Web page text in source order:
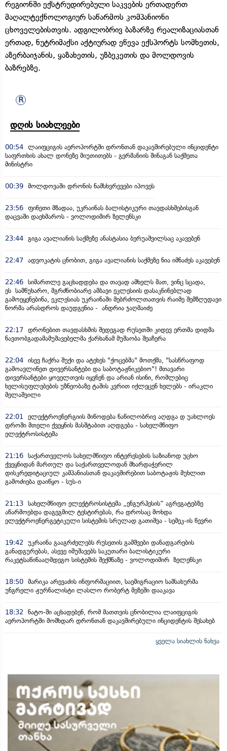
რეგიონში ექსტრუდირებული საკვების ერთადერთ
მაღალტექნოლოგიურ საწარმოს კომპანიონი
ცხოველებისთვის. ადგილობრივ ბაზარზე რეალიზაციასთან
ერთად, ნუტრიმაქსი აქტიურად ეწევა ექსპორტს სომხეთის,
აზერბაიჯანის, ყაზახეთის, უზბეკეთის და მოლდოვის
ბაზრებზე.
დღის სიახლეები
00:54 ლაიფციგის აეროპორტში დრონთან დაკავშირებული ინციდენტი
საფრთხის ახალ დონეზე მიუთითებს - გერმანიის შინაგან საქმეთა
მინისტრი
00:39 მოლდოვაში დრონის ნამსხვრევები იპოვეს
23:56 ფინეთი მზადაა, უკრაინას ბალისტიკური თავდასხმებისგან
დაცვაში დაეხმაროს - ვოლოდიმირ ზელენსკი
23:44 გიგა ავალიანის საქმეზე ანასტასია ბერუაშვილსაც აკავებენ
22:47 ადვოკატის ცნობით, გიგა ავალიანის საქმეზე ნია იმნაძეს აკავებენ
22:46 სიმართლე გაცხადდება და თავად ამხელს მათ, ვინც სცადა,
ეს სამწუხარო, მგრძნობიარე ამბავი ეკლესიის დასაკნინებლად
გამოეყენებინა, ეკლესიას უკრაინაში მებრძოლთათვის რაიმე შემზღუდავი
ნორმა არასდროს დაუდგენია - ანდრია ჯაღმაიძე
22:17 დრონებით თავდასხმის შედეგად რუსეთში კიდევ ერთმა დიდმა
ნავთობგადამამუშავებელმა ქარხანამ მუშაობა შეაჩერა
22:04 ისევ ჩაქრა შუქი და ატეხეს "ქოცებმა" მოთქმა, "სასწრაფოდ
გამოავლინეთ დივერსანტები და საბოტაჟნიკებიო"! მთავარი
დივერსანტები ყოველთვის იყვნენ და არიან ისინი, რომლებიც
ხელისუფლებების უზნეობაზე ტაშის კვრით იქლეცენ ხელებს - ირაკლი
მელაშვილი
22:01
ელექტროენერგიის მიწოდება ნაწილობრივ აღდგა დ უახლოეს
დროში მთელი ქვეყნის მასშტაბით აღდგება - სახელმწიფო
ელექტროსისტემა
21:16 საქართველოს სახელმწიფო ინტერესების საზიანოდ უცხო
ქვეყნიდან მართულ და საქართველოდან მხარდაჭერილ
დისკრედიტაციულ კამპანიასთან დაკავშირებით საბოტაჟის მუხლით
გამოძიება დაიწყო - სუს-ი
21:13 სახელმწიფო ელექტროსისტემა „ენგურჰესის“ აგრეგატებზე
აწარმოებდა დაგეგმილ ტესტირებას, რა დროსაც მოხდა
ელექტროენერგეტიკული სისტემის სრულად გათიშვა - სემეკ-ის წევრი
19:42
უკრაინა გააგრძელებს რუსეთის გამშვები დანადგარების
განადგურებას, ასევე იმუშავებს საკუთარი ბალისტიკური
რაკეტსაწინააღმდეგო სისტემის შექმნაზე - ვოლოდიმირ ზელენსკი
18:50 მარიკა არევაძის ინფორმაციით, საემიგრაციო სამსახურმა
უნგრელი ჟურნალისტი ლასლო რობერტ მეზეში დააკავა
18:32
ნატო-ში აცხადებენ, რომ მათთვის ცნობილია ლაიფციგის
აეროპორტში მომხდარ დრონთან დაკავშირებული ინციდენტის შესახებ
ყველა სიახლის ნახვა